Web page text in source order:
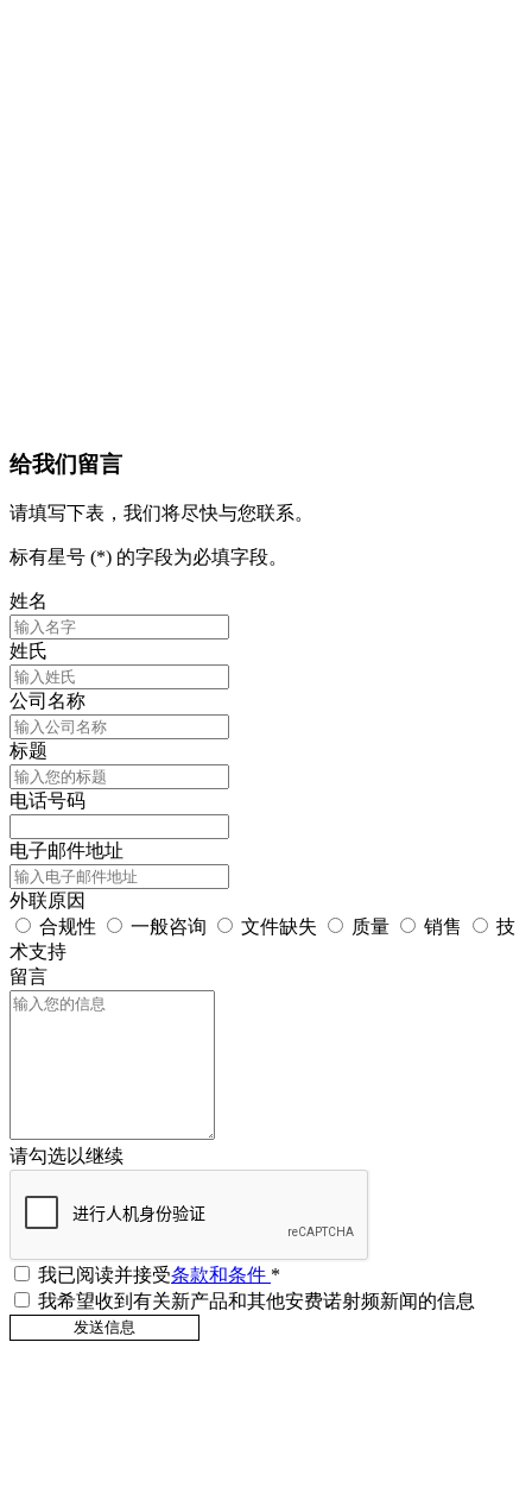
给我们留言
请填写下表，我们将尽快与您联系。
标有星号 (*) 的字段为必填字段。
姓名
姓氏
公司名称
标题
电话号码
电子邮件地址
外联原因
合规性
一般咨询 文件缺失 质量 销售
技
术支持
留言
请勾选以继续
我已阅读并接受条款和条件 *
我希望收到有关新产品和其他安费诺射频新闻的信息